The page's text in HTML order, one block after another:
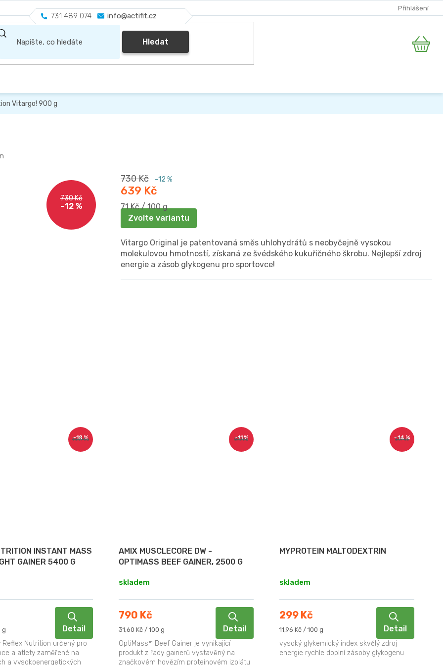
731 489 074 info@actifit.cz
Přihlášení
Hledat Nákupní
Vitargo! 900 g
730 Kč
–12 %
730 Kč –12 %
639 Kč
Měrná
cena:
71 Kč / 100 g
Zvolte variantu
Vitargo Original je patentovaná směs uhlohydrátů s neobyčejně vysokou
molekulovou hmotností, získaná ze švédského kukuřičného škrobu. Nejlepší zdroj
energie a zásob glykogenu pro sportovce!
1 649 Kč
–18 %
INSTANT MASS
GAINER 5400 G
g Detail
Reflex Nutrition určený pro
a atlety zaměřené na
a vysokoenergetických
890 Kč
–11 %
AMIX MUSCLECORE DW -
OPTIMASS BEEF GAINER, 2500 G
skladem
790 Kč
Měrná
31,60 Kč / 100 g Detail
OptiMass™ Beef Gainer je vynikající
produkt z řady gainerů vystavěný na
značkovém hovězím proteinovém izolátu
349 Kč
–14 %
MYPROTEIN MALTODEXTRIN
skladem
299 Kč
Měrná
11,96 Kč / 100 g Detail
vysoký glykemický index skvělý zdroj
energie rychle doplní zásoby glykogenu